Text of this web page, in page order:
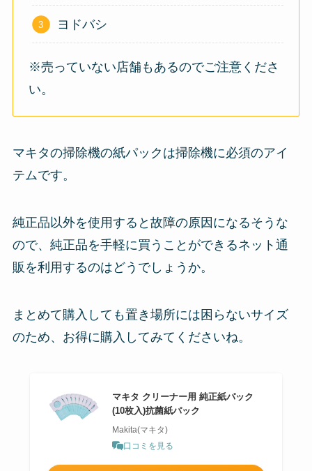
ヨドバシ
※売っていない店舗もあるのでご注意くださ
い。
マキタの掃除機の紙パックは掃除機に必須のアイ
テムです。
純正品以外を使用すると故障の原因になるそうな
ので、純正品を手軽に買うことができるネット通
販を利用するのはどうでしょうか。
まとめて購入しても置き場所には困らないサイズ
のため、お得に購入してみてくださいね。
マキタ クリーナー用 純正紙パック
(10枚入)抗菌紙パック
Makita(マキタ)
口コミを見る